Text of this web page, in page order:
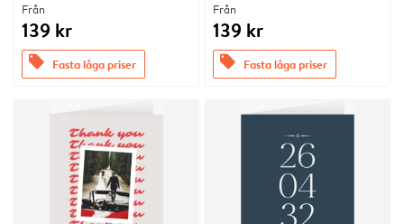
Från
139 kr
offers Fasta låga priser
Från
139 kr
offers Fasta låga priser